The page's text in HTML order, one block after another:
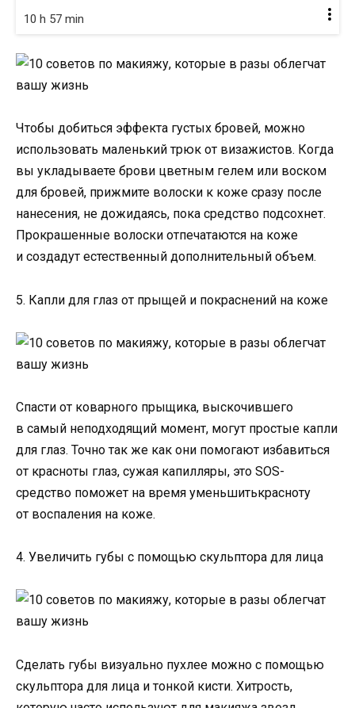
10 h 57 min
Чтобы добиться эффекта густых бровей, можно
использовать маленький трюк от визажистов. Когда
вы укладываете брови цветным гелем или воском
для бровей, прижмите волоски к коже сразу после
нанесения, не дожидаясь, пока средство подсохнет.
Прокрашенные волоски отпечатаются на коже
и создадут естественный дополнительный объем.
5. Капли для глаз от прыщей и покраснений на коже
Спасти от коварного прыщика, выскочившего
в самый неподходящий момент, могут простые капли
для глаз. Точно так же как они помогают избавиться
от красноты глаз, сужая капилляры, это SOS-
средство поможет на время уменьшитькрасноту
от воспаления на коже.
4. Увеличить губы с помощью скульптора для лица
Сделать губы визуально пухлее можно с помощью
скульптора для лица и тонкой кисти. Хитрость,